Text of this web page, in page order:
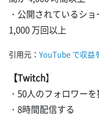
・公開されているシ
1,000 万回以上
引用元： YouTube で収益
【Twitch】
・50人のフォロワー
・8時間配信する